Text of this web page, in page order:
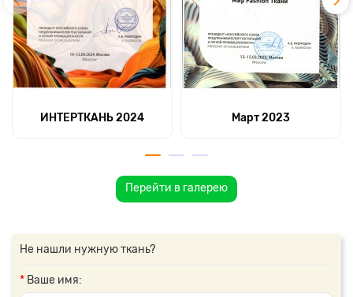
ИНТЕРТКАНЬ 2024 Март 2023
Перейти в галерею
Не нашли нужную ткань?
Ваше имя: